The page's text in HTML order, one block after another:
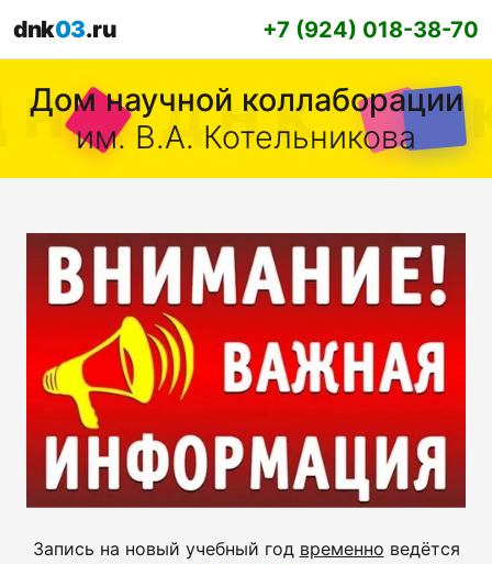
dnk03.ru +7 (924) 018-38-70
Дом научной коллаборации
им. В.А. Котельникова
Запись на новый учебный год временно ведётся